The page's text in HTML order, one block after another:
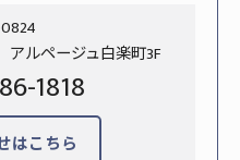
ルページュ白楽町3F
1818
はこちら